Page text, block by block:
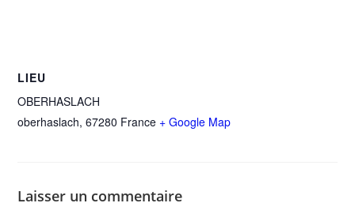
LIEU
OBERHASLACH
oberhaslach, 67280 France + Google Map
Laisser un commentaire